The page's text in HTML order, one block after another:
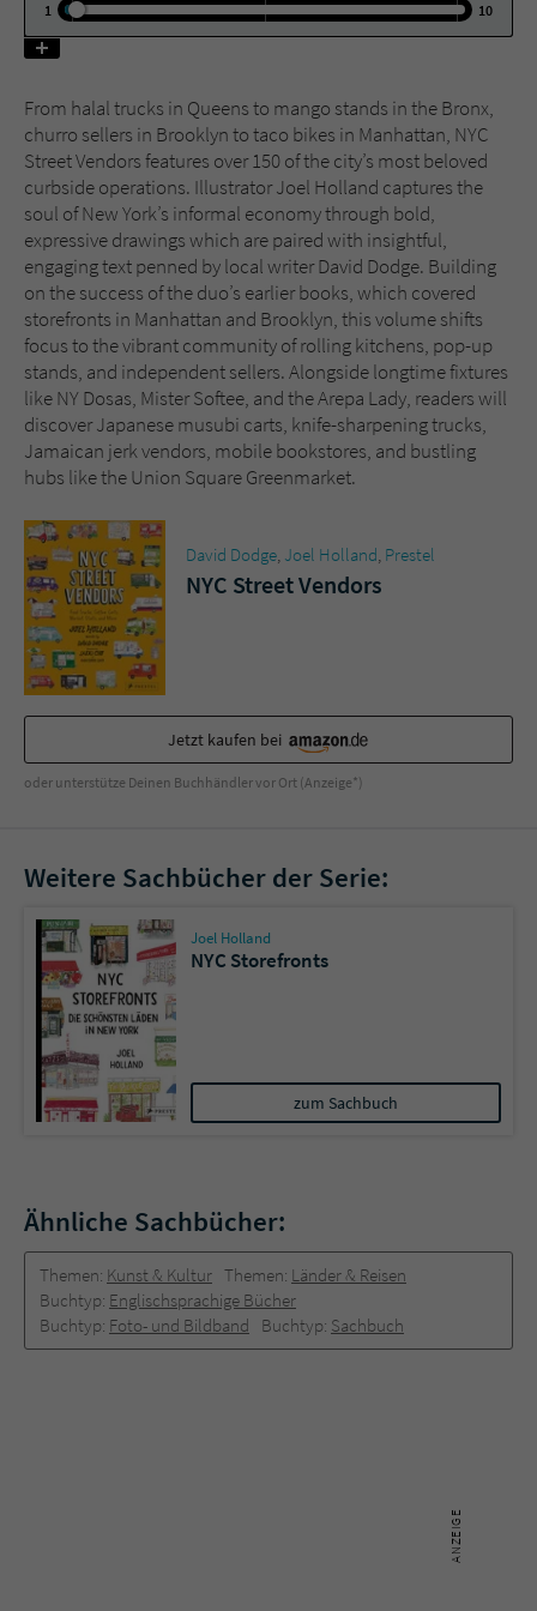
1
10
From halal trucks in Queens to mango stands in the Bronx,
churro sellers in Brooklyn to taco bikes in Manhattan, NYC
Street Vendors features over 150 of the city’s most beloved
curbside operations. Illustrator Joel Holland captures the
soul of New York’s informal economy through bold,
expressive drawings which are paired with insightful,
engaging text penned by local writer David Dodge. Building
on the success of the duo’s earlier books, which covered
storefronts in Manhattan and Brooklyn, this volume shifts
focus to the vibrant community of rolling kitchens, pop-up
stands, and independent sellers. Alongside longtime fixtures
like NY Dosas, Mister Softee, and the Arepa Lady, readers will
discover Japanese musubi carts, knife-sharpening trucks,
Jamaican jerk vendors, mobile bookstores, and bustling
hubs like the Union Square Greenmarket.
David Dodge, Joel Holland, Prestel
NYC Street Vendors
Jetzt kaufen bei
oder unterstütze Deinen Buchhändler vor Ort (Anzeige*)
Weitere Sachbücher der Serie:
Joel Holland
NYC Storefronts
zum Sachbuch
Ähnliche Sachbücher:
Themen: Kunst & Kultur Themen: Länder & Reisen
Buchtyp: Englischsprachige Bücher
Buchtyp: Foto- und Bildband Buchtyp: Sachbuch
Name
Anbieter Literatur-Couch Medien GmbH & Co. KG
Laufzeit 1 Jahr
Zweck Cookie für Kommentare einzelner Buchtitel
Name fe_typo_user
Anbieter Literatur-Couch Medien GmbH & Co. KG
Laufzeit Session
Zweck
Dieses Cookie gewährleistet die
Kommunikation der Webseite mit dem
Sicherheitscode des Kontaktformulars zu